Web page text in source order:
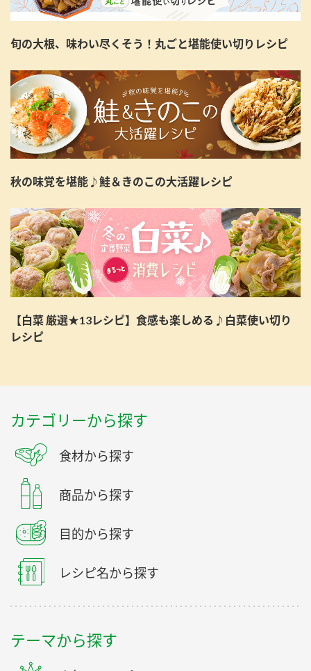
旬の大根、味わい尽くそう！丸ごと堪能使い切りレシピ
秋の味覚を堪能♪鮭＆きのこの大活躍レシピ
【白菜 厳選★13レシピ】食感も楽しめる♪白菜使い切り
レシピ
カテゴリーから探す
食材から探す
商品から探す
目的から探す
レシピ名から探す
テーマから探す